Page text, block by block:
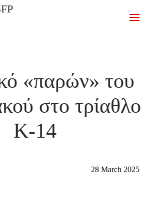
«παρών» του
στο τρίαθλο
Κ-14
28 March 2025